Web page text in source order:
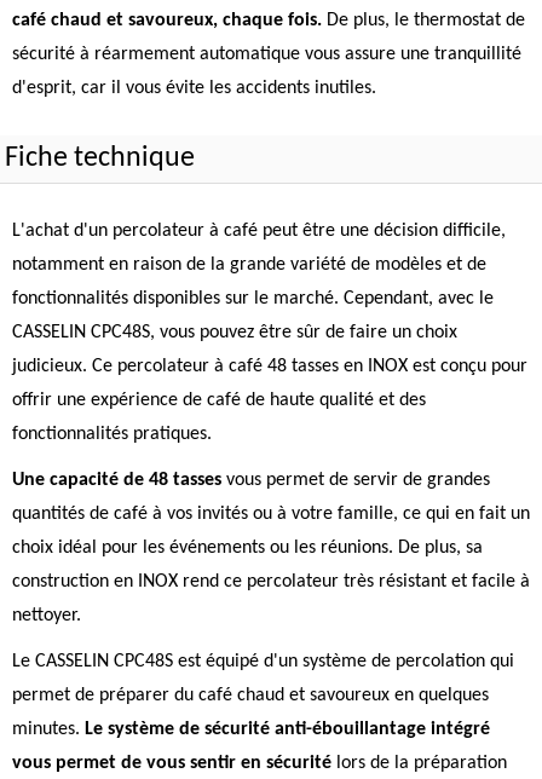
café chaud et savoureux, chaque fois. De plus, le thermostat de
sécurité à réarmement automatique vous assure une tranquillité
d'esprit, car il vous évite les accidents inutiles.
Fiche technique
L'achat d'un percolateur à café peut être une décision difficile,
notamment en raison de la grande variété de modèles et de
fonctionnalités disponibles sur le marché. Cependant, avec le
CASSELIN CPC48S, vous pouvez être sûr de faire un choix
judicieux. Ce percolateur à café 48 tasses en INOX est conçu pour
offrir une expérience de café de haute qualité et des
fonctionnalités pratiques.
Une capacité de 48 tasses vous permet de servir de grandes
quantités de café à vos invités ou à votre famille, ce qui en fait un
choix idéal pour les événements ou les réunions. De plus, sa
construction en INOX rend ce percolateur très résistant et facile à
nettoyer.
Le CASSELIN CPC48S est équipé d'un système de percolation qui
permet de préparer du café chaud et savoureux en quelques
minutes. Le système de sécurité anti-ébouillantage intégré
vous permet de vous sentir en sécurité lors de la préparation